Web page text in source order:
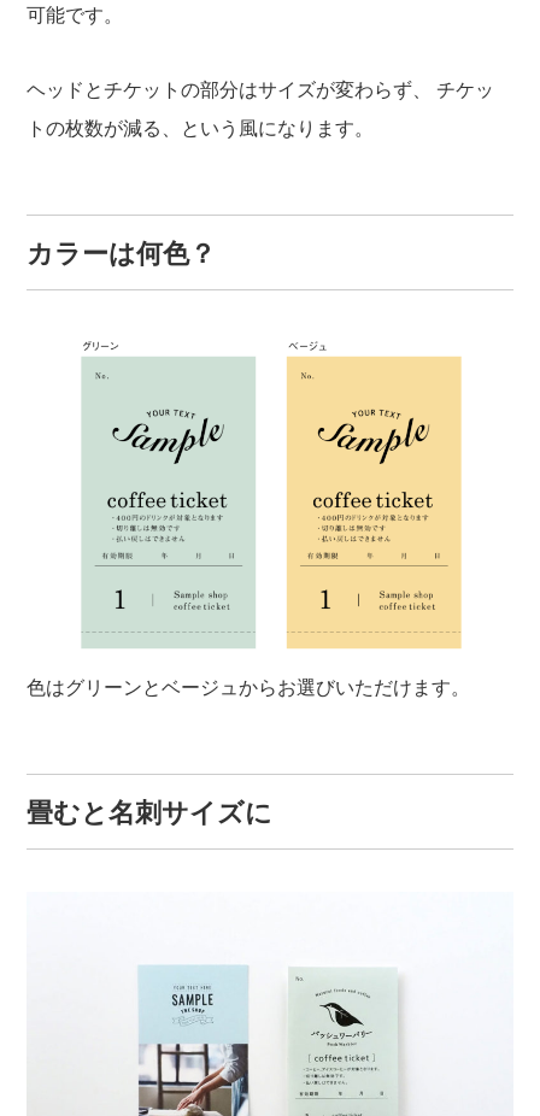
可能です。
ヘッドとチケットの部分はサイズが変わらず、
チケッ
トの枚数が減る、という風になります。
カラーは何色？
色はグリーンとベージュからお選びいただけます。
畳むと名刺サイズに